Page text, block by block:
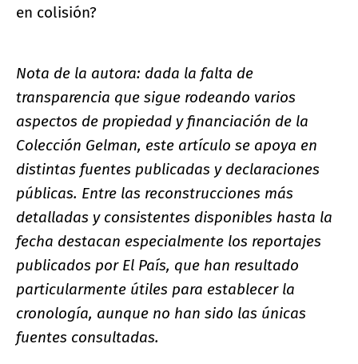
en colisión?
Nota de la autora: dada la falta de
transparencia que sigue rodeando varios
aspectos de propiedad y financiación de la
Colección Gelman, este artículo se apoya en
distintas fuentes publicadas y declaraciones
públicas. Entre las reconstrucciones más
detalladas y consistentes disponibles hasta la
fecha destacan especialmente los reportajes
publicados por El País, que han resultado
particularmente útiles para establecer la
cronología, aunque no han sido las únicas
fuentes consultadas.